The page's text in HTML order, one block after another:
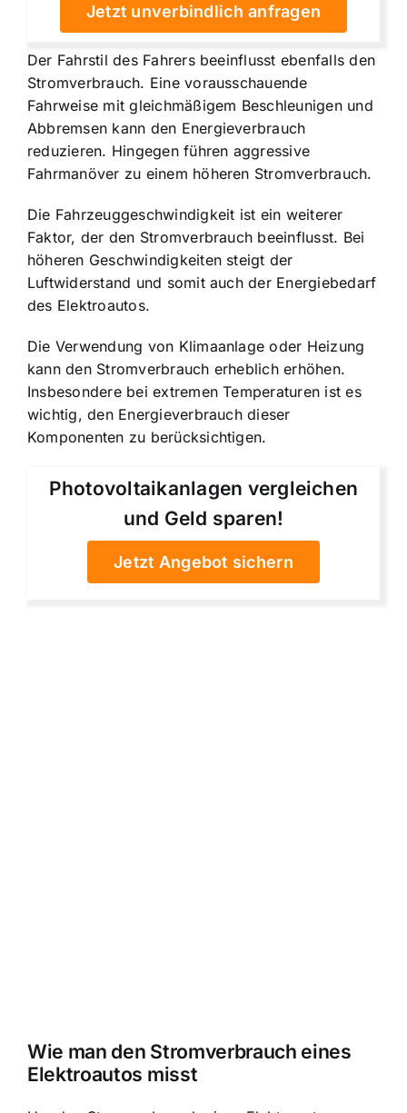
Jetzt unverbindlich anfragen
Der Fahrstil des Fahrers beeinflusst ebenfalls den
Stromverbrauch. Eine vorausschauende
Fahrweise mit gleichmäßigem Beschleunigen und
Abbremsen kann den Energieverbrauch
reduzieren. Hingegen führen aggressive
Fahrmanöver zu einem höheren Stromverbrauch.
Die Fahrzeuggeschwindigkeit ist ein weiterer
Faktor, der den Stromverbrauch beeinflusst. Bei
höheren Geschwindigkeiten steigt der
Luftwiderstand und somit auch der Energiebedarf
des Elektroautos.
Die Verwendung von Klimaanlage oder Heizung
kann den Stromverbrauch erheblich erhöhen.
Insbesondere bei extremen Temperaturen ist es
wichtig, den Energieverbrauch dieser
Komponenten zu berücksichtigen.
Photovoltaikanlagen vergleichen
und Geld sparen!
Jetzt Angebot sichern
Wie man den Stromverbrauch eines
Elektroautos misst